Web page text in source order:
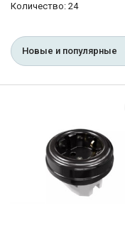
Количество: 24
Новые и популярные